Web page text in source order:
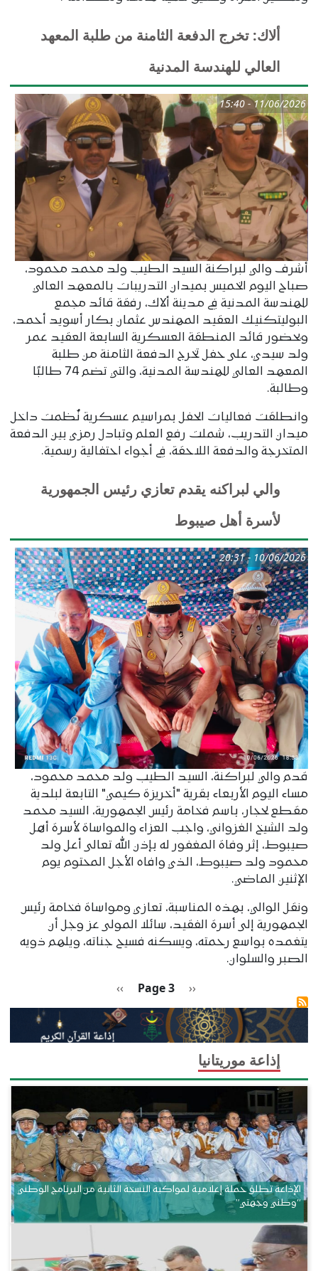
ألاك: تخرج الدفعة الثامنة من طلبة المعهد
العالي للهندسة المدنية
11/06/2026 - 15:40
أشرف والي لبراكنة السيد الطيب ولد محمد محمود،
صباح اليوم الخميس بميدان التدريبات بالمعهد العالي
للهندسة المدنية في مدينة ألاك، رفقة قائد مجمع
البوليتكنيك العقيد المهندس عثمان بكار أسويد أحمد،
وبحضور قائد المنطقة العسكرية السابعة العقيد عمر
ولد سيدي، على حفل تخرج الدفعة الثامنة من طلبة
المعهد العالي للهندسة المدنية، والتي تضم 74 طالبًا
وطالبة.
وانطلقت فعاليات الحفل بمراسيم عسكرية نُظمت داخل
ميدان التدريب، شملت رفع العلم وتبادل رمزي بين الدفعة
المتخرجة والدفعة اللاحقة، في أجواء احتفالية رسمية.
والي لبراكنه يقدم تعازي رئيس الجمهورية
لأسرة أهل صيبوط
10/06/2026 - 20:31
قدم والي لبراكنة، السيد الطيب ولد محمد محمود،
مساء اليوم الأربعاء بقرية "أخريزة كيمي" التابعة لبلدية
مقطع لحجار، باسم فخامة رئيس الجمهورية، السيد محمد
ولد الشيخ الغزواني، واجب العزاء والمواساة لأسرة أهل
صيبوط، إثر وفاة المغفور له بإذن الله تعالى أعل ولد
محمود ولد صيبوط، الذي وافاه الأجل المحتوم يوم
الإثنين الماضي.
ونقل الوالي، بهذه المناسبة، تعازي ومواساة فخامة رئيس
الجمهورية إلى أسرة الفقيد، سائلا المولى عز وجل أن
يتغمده بواسع رحمته، ويسكنه فسيح جناته، ويلهم ذويه
الصبر والسلوان.
Previous page
‹‹
Page 3 الصفحة التالية
››
إذاعة موريتانيا
الإذاعة تطلق حملة إعلامية لمواكبة النسخة الثانية من البرنامج الوطني
“وطني وجهتي”